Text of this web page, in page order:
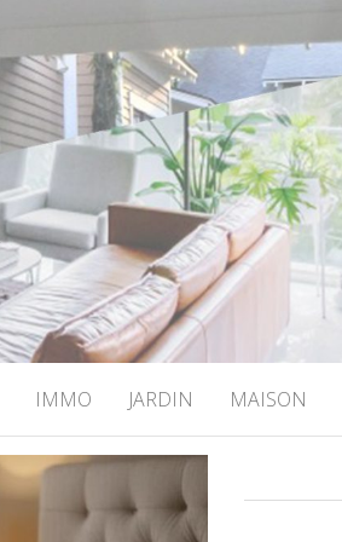
IMMO JARDIN MAISON